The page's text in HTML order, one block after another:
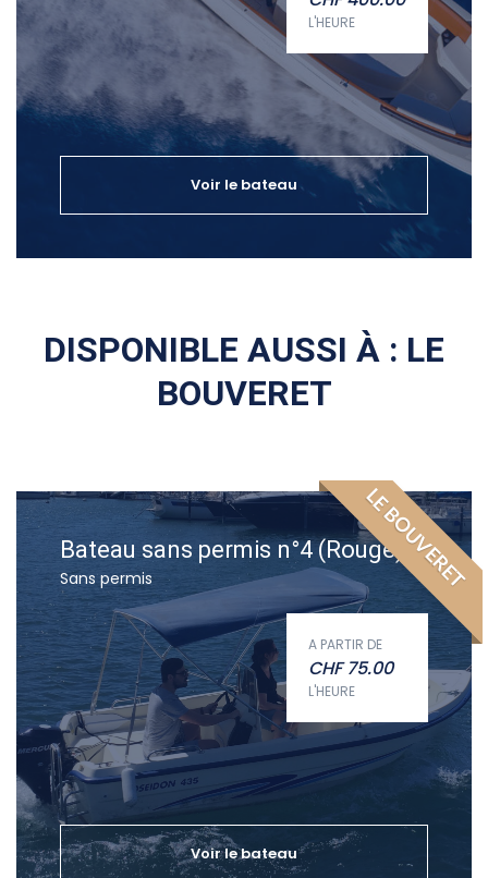
L'HEURE
Voir le bateau
DISPONIBLE AUSSI À : LE
BOUVERET
LE BOUVERET
Bateau sans permis n°4 (Rouge)
Sans permis
A PARTIR DE
CHF75.00
L'HEURE
Voir le bateau